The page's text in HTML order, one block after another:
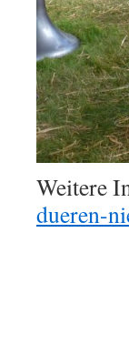
Weitere
dueren-